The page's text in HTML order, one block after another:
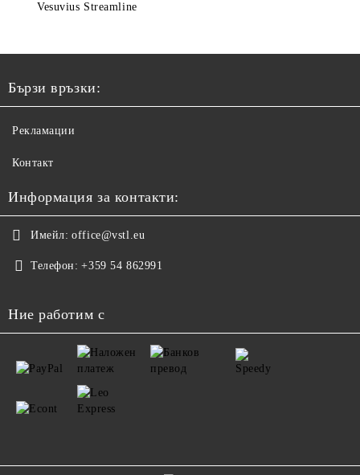
Vesuvius Streamline
Бързи връзки:
Рекламации
Контакт
Информация за контакти:
Имейл: office@vstl.eu
Телефон: +359 54 862991
Ние работим с